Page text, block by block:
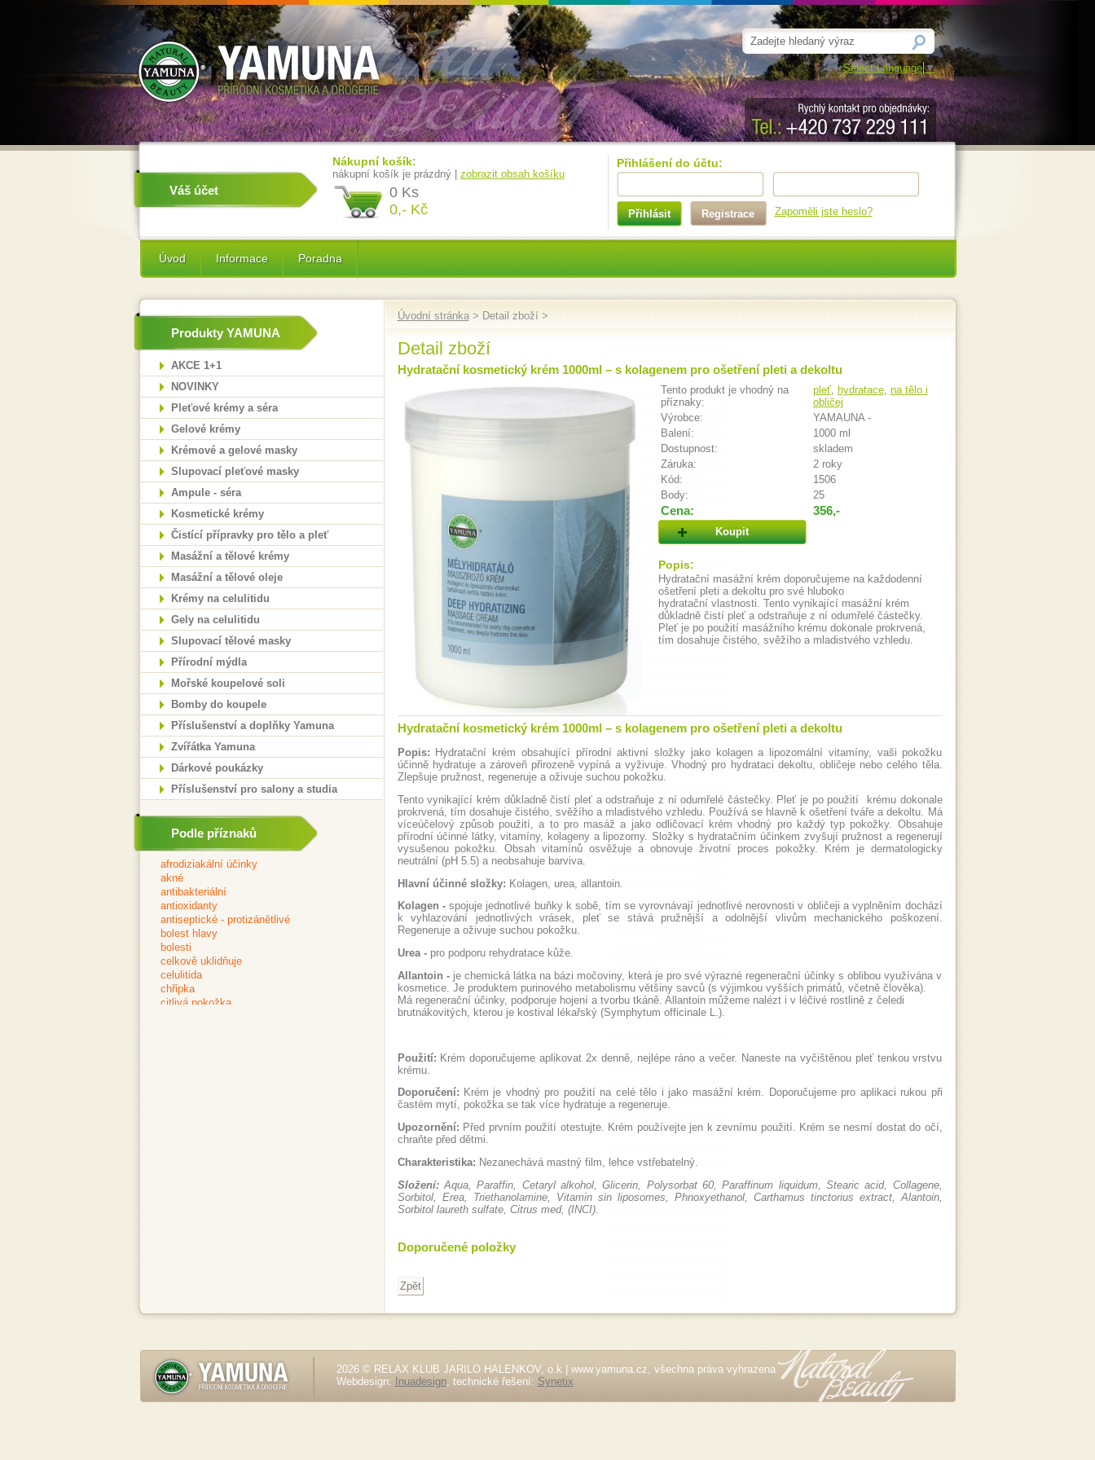
Select Language ▼
Přihlášení do účtu:
Přihlásit Registrace Zapoměli jste heslo?
Váš účet
Nákupní košík:
nákupní košík je prázdný | zobrazit obsah košíku
0 Ks
0,- Kč
Úvod Informace Poradna
Produkty YAMUNA
AKCE 1+1
NOVINKY
Pleťové krémy a séra
Gelové krémy
Krémové a gelové masky
Slupovací pleťové masky
Ampule - séra
Kosmetické krémy
Čistící přípravky pro tělo a pleť
Masážní a tělové krémy
Masážní a tělové oleje
Krémy na celulitidu
Gely na celulitidu
Slupovací tělové masky
Přírodní mýdla
Mořské koupelové soli
Bomby do koupele
Příslušenství a doplňky Yamuna
Zvířátka Yamuna
Dárkové poukázky
Příslušenství pro salony a studia
Podle příznaků
Úvodní stránka> Detail zboží >
Detail zboží
Hydratační kosmetický krém 1000ml – s kolagenem pro ošetření pleti a dekoltu
Tento produkt je vhodný na
příznaky:
pleť, hydratace, na tělo i
obličej
Výrobce:
YAMAUNA -
Balení:
1000 ml
Dostupnost:
skladem
Záruka:
2 roky
Kód:
1506
Body:
25
Cena: 356,-
Koupit
Popis:
Hydratační masážní krém doporučujeme na každodenní
ošetření pleti a dekoltu pro své hluboko
hydratační vlastnosti. Tento vynikající masážní krém
důkladně čistí pleť a odstraňuje z ní odumřelé částečky.
Pleť je po použití masážního krému dokonale prokrvená,
tím dosahuje čistého, svěžího a mladistvého vzhledu.
Hydratační kosmetický krém 1000ml – s kolagenem pro ošetření pleti a dekoltu
Popis: Hydratační krém obsahující přírodní aktivní složky jako kolagen a lipozomální vitamíny, vaši pokožku
účinně hydratuje a zároveň přirozeně vypíná a vyživuje. Vhodný pro hydrataci dekoltu, obličeje nebo celého těla.
Zlepšuje pružnost, regeneruje a oživuje suchou pokožku.
Tento vynikající krém důkladně čistí pleť a odstraňuje z ní odumřelé částečky. Pleť je po použití krému dokonale
prokrvená, tím dosahuje čistého, svěžího a mladistvého vzhledu. Používá se hlavně k ošetření tváře a dekoltu. Má
víceúčelový způsob použití, a to pro masáž a jako odličovací krém vhodný pro každý typ pokožky. Obsahuje
přírodní účinné látky, vitamíny, kolageny a lipozomy. Složky s hydratačním účinkem zvyšují pružnost a regenerují
vysušenou pokožku. Obsah vitamínů osvěžuje a obnovuje životní proces pokožky. Krém je dermatologicky
neutrální (pH 5.5) a neobsahuje barviva.
Hlavní účinné složky: Kolagen, urea, allantoin.
Kolagen -spojuje jednotlivé buňky k sobě, tím se vyrovnávají jednotlivé nerovnosti v obličeji a vyplněním dochází
k vyhlazování jednotlivých vrásek, pleť se stává pružnější a odolnější vlivům mechanického poškození.
Regeneruje a oživuje suchou pokožku.
Urea -pro podporu rehydratace kůže.
Allantoin -je chemická látka na bázi močoviny, která je pro své výrazné regenerační účinky s oblibou využívána v
kosmetice. Je produktem purinového metabolismu většiny savců (s výjimkou vyšších primátů, včetně člověka).
Má regenerační účinky, podporuje hojení a tvorbu tkáně. Allantoin můžeme nalézt i v léčivé rostlině z čeledi
brutnákovitých, kterou je kostival lékařský (Symphytum officinale L.).
Použití: Krém doporučujeme aplikovat 2x denně, nejlépe ráno a večer. Naneste na vyčištěnou pleť tenkou vrstvu
krému.
Doporučení: Krém je vhodný pro použití na celé tělo i jako masážní krém. Doporučujeme pro aplikaci rukou při
častém mytí, pokožka se tak více hydratuje a regeneruje.
Upozornění: Před prvním použití otestujte. Krém používejte jen k zevnímu použití. Krém se nesmí dostat do očí,
chraňte před dětmi.
Charakteristika: Nezanechává mastný film, lehce vstřebatelný.
Složení: Aqua, Paraffin, Cetaryl alkohol, Glicerin, Polysorbat 60, Paraffinum liquidum, Stearic acid, Collagene,
Sorbitol, Erea, Triethanolamine, Vitamin sin liposomes, Phnoxyethanol, Carthamus tinctorius extract, Alantoin,
Sorbitol laureth sulfate, Citrus med, (INCI).
Doporučené položky
2026 © RELAX KLUB JARILO HALENKOV, o.k | www.yamuna.cz, všechna práva vyhrazena
Webdesign:
Inuadesign, technické řešení: Synetix